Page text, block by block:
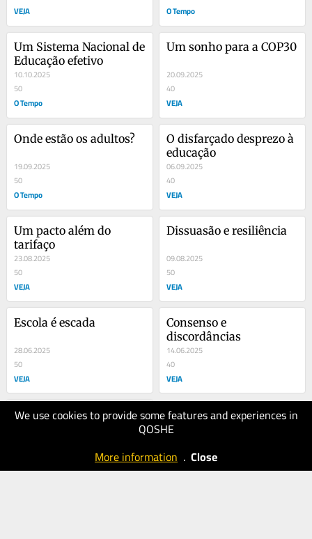
We use cookies to provide some features and experiences in
QOSHE
More information . Close
VEJA O Tempo
Um Sistema Nacional de
Educação efetivo
10.10.2025
50
O Tempo
Um sonho para a COP30
20.09.2025
40
VEJA
Onde estão os adultos?
19.09.2025
50
O Tempo
O disfarçado desprezo à
educação
06.09.2025
40
VEJA
Um pacto além do
tarifaço
23.08.2025
50
VEJA
Dissuasão e resiliência
09.08.2025
50
VEJA
Escola é escada
28.06.2025
50
VEJA
Consenso e
discordâncias
14.06.2025
40
VEJA
A estrada da civilização